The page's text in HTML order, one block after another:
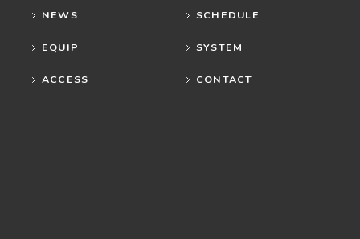
NEWS SCHEDULE
EQUIP SYSTEM
ACCESS CONTACT